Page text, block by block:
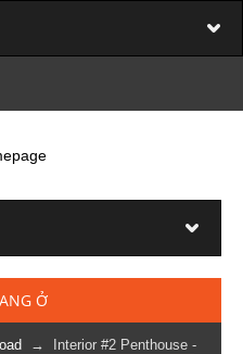
Ở
→ Interior #2 Penthouse -